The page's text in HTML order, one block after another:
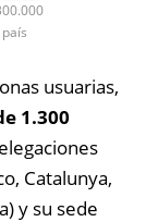
usuarias,
1.300
Catalunya,
y su sede